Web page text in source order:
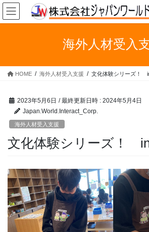
コ
ン
テ
ス
ナ
ビ
ゲ
ン
海外人材受入
HOME 海外人材受入支援 文化体験シリーズ！
2023年5月6日 / 最終更新日時 : 2024年5月4日
Japan.World.Interact_Corp.
海外人材受入支援
文化体験シリーズ！